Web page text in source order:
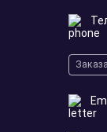
жена